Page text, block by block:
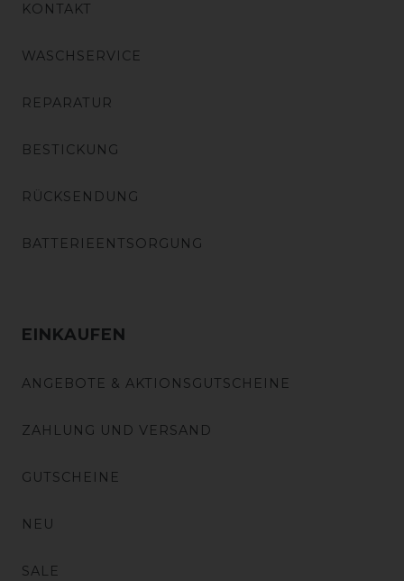
KONTAKT
WASCHSERVICE
REPARATUR
BESTICKUNG
RÜCKSENDUNG
BATTERIEENTSORGUNG
EINKAUFEN
ANGEBOTE & AKTIONSGUTSCHEINE
ZAHLUNG UND VERSAND
GUTSCHEINE
NEU
SALE